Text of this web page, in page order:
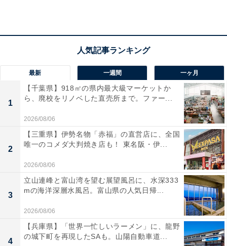
17:00～21:30：400円
宿泊：可（敷地内に「ふるさとロッジ」があり、宿泊利
用が可能です）
あわせて読みたい
【栃木県の人気温泉】「まほろばの湯 湯親
館」は毎日完全換水の清潔な天然温泉と那須
連峰の絶景が自慢の施設
最新 一週間 一ヶ月
1
【千葉県】918㎡の県内最大級マーケットか
ら、廃校をリノベした直売所まで。ファー...
2026/08/06
2
【三重県】伊勢名物「赤福」の直営店に、全国
唯一のコメダ大判焼き店も！ 東名阪・伊...
2026/08/06
3
立山連峰と富山湾を望む展望風呂に、水深333
mの海洋深層水風呂。富山県の人気日帰...
2026/08/06
4
【兵庫県】「世界一忙しいラーメン」に、龍野
の城下町を再現したSAも。山陽自動車道...